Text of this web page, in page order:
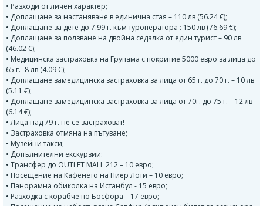
• Разходи от личен характер;
• Доплащане за настаняване в единична стая – 110 лв (56.24 €);
• Доплащане за дете до 7.99 г. към туроператора : 150 лв (76.69 €);
• Доплащане за ползване на двойна седалка от един турист – 90 лв
(46.02 €);
• Медицинска застраховка на Групама с покритие 5000 евро за лица до
65 г.- 8 лв (4.09 €);
• Доплащане замедицинска застраховка за лица от 65 г. до 70 г. – 10 лв
(5.11 €);
• Доплащане замедицинска застраховка за лица от 70г. до 75 г. – 12 лв
(6.14 €);
• Лица над 79 г. не се застраховат!
• Застраховка отмяна на пътуване;
• Музейни такси;
• Допълнителни екскурзии:
• Трансфер до OUTLET MALL 212 – 10 евро;
• Посещение на Кафенето на Пиер Лоти – 10 евро;
• Панорамна обиколка на Истанбул - 15 евро;
• Разходка с корабче по Босфора – 17 евро;